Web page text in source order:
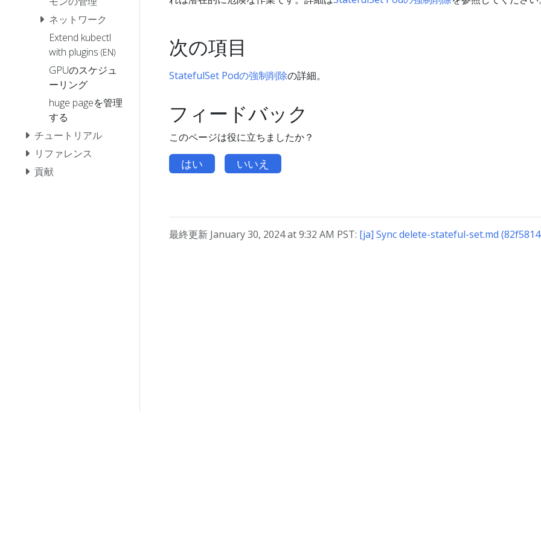
ネットワーク
Extend kubectl
with plugins (EN)
GPUのスケジュ
ーリング
huge pageを管理
する
チュートリアル
リファレンス
貢献
次の項目
StatefulSet Podの強制削除の詳細。
フィードバック
このページは役に立ちましたか？
はい いいえ
最終更新 January 30, 2024 at 9:32 AM PST: [ja] Sync delete-stateful-set.md